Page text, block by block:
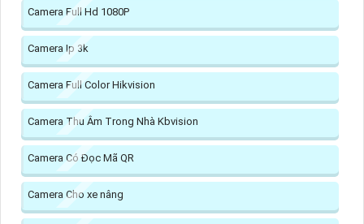
Camera Full Hd 1080P
Camera Ip 3k
Camera Full Color Hikvision
Camera Thu Âm Trong Nhà Kbvision
Camera Có Đọc Mã QR
Camera Cho xe nâng